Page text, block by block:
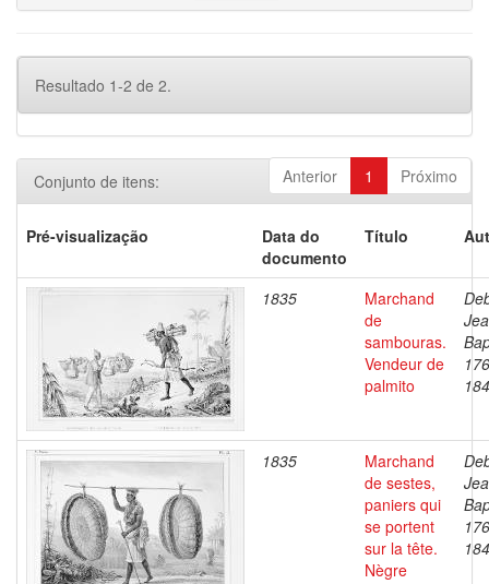
Resultado 1-2 de 2.
Anterior 1 Próximo
Conjunto de itens:
Pré-visualização
Data do
documento
Título
1835
Marchand
de
sambouras.
Vendeur de
palmito
1835
Marchand
de sestes,
paniers qui
se portent
sur la tête.
Nègre